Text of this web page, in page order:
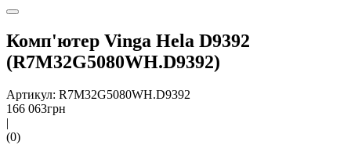
Комп'ютер Vinga Hela D9392
(R7M32G5080WH.D9392)
Артикул: R7M32G5080WH.D9392
166 063грн
|
(0)